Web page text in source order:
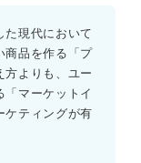
た現代において
商品を作る「プ
方よりも、ユー
「マーケットイ
ケティングが有